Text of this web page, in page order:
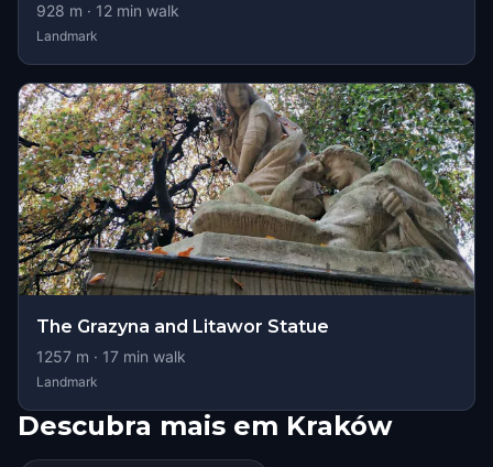
928 m · 12 min walk
Landmark
The Grazyna and Litawor Statue
1257 m · 17 min walk
Landmark
Descubra mais em Kraków